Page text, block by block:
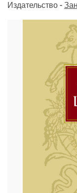
Издательство -